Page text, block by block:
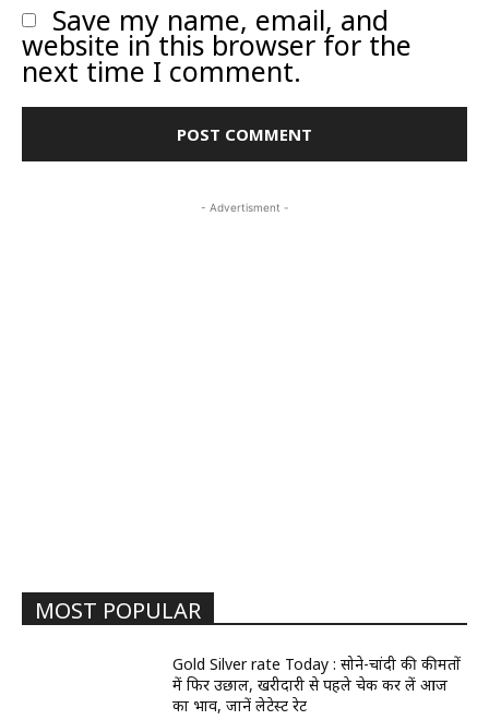
Save my name, email, and
website in this browser for the
next time I comment.
- Advertisment -
MOST POPULAR
Gold Silver rate Today : सोने-चांदी की कीमतों
में फिर उछाल, खरीदारी से पहले चेक कर लें आज
का भाव, जानें लेटेस्ट रेट